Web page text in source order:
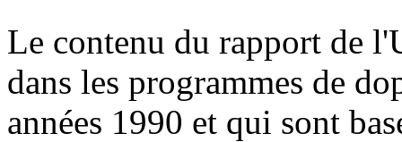
Le contenu du rapport de
dans les programmes de
années 1990 et qui sont